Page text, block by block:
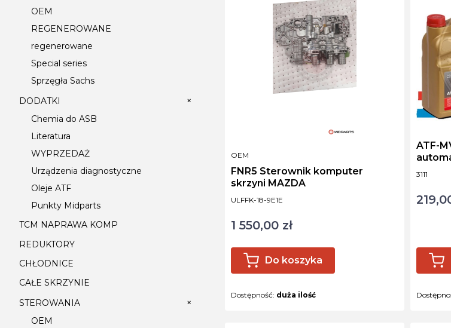
OEM
REGENEROWANE
regenerowane
Special series
Sprzęgła Sachs
DODATKI
+
Chemia do ASB
Literatura
WYPRZEDAŻ
Urządzenia diagnostyczne
Oleje ATF
Punkty Midparts
TCM NAPRAWA KOMP
REDUKTORY
CHŁODNICE
CAŁE SKRZYNIE
STEROWANIA
+
OEM
Kod produktu
ULFFK-18-9E1E
FNR5 Sterownik komputer
skrzyni MAZDA
PRODUCENT
OEM
Cena
1 550,00 zł
Do koszyka
Dostępność: duża ilość
Kod
3111
ATF-
Cena